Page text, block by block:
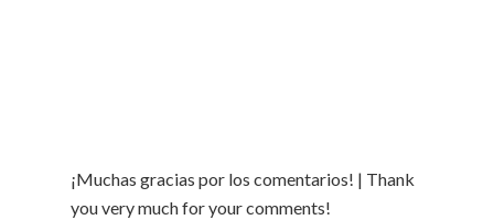
¡Muchas gracias por los comentarios! | Thank
you very much for your comments!